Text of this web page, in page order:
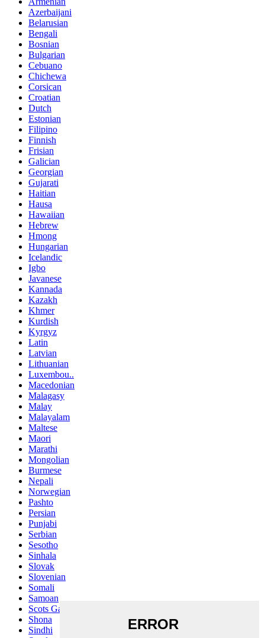
Azerbaijani
Belarusian
Bengali
Bosnian
Bulgarian
Cebuano
Chichewa
Corsican
Croatian
Dutch
Estonian
Filipino
Finnish
Frisian
Galician
Georgian
Gujarati
Haitian
Hausa
Hawaiian
Hebrew
Hmong
Hungarian
Icelandic
Igbo
Javanese
Kannada
Kazakh
Khmer
Kurdish
Kyrgyz
Latin
Latvian
Lithuanian
Luxembou..
Macedonian
Malagasy
Malay
Malayalam
Maltese
Maori
Marathi
Mongolian
Burmese
Nepali
Norwegian
Pashto
Persian
Punjabi
Serbian
Sesotho
Sinhala
Slovak
Slovenian
Somali
Samoan
Scots Gaelic
Shona
Sindhi